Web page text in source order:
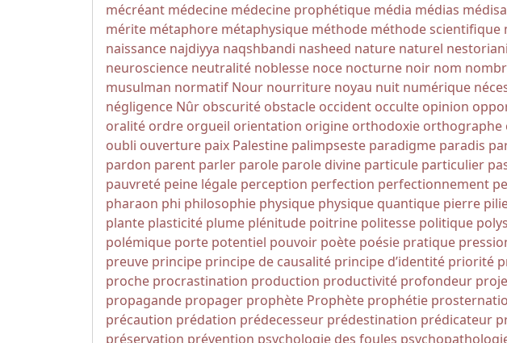
mécréant médecine médecine prophétique média médias
mérite métaphore métaphysique méthode méthode scientifique
naissance najdiyya naqshbandi nasheed nature naturel
neuroscience neutralité noblesse noce nocturne noir nom
musulman normatif Nour nourriture noyau nuit numérique
négligence Nûr obscurité obstacle occident occulte opinion
oralité ordre orgueil orientation origine orthodoxie orthographe
oubli ouverture paix Palestine palimpseste paradigme paradis
pardon parent parler parole parole divine particule particulier
pauvreté peine légale perception perfection perfectionnement
pharaon phi philosophie physique physique quantique pierre
plante plasticité plume plénitude poitrine politesse politique
polémique porte potentiel pouvoir poète poésie pratique
preuve principe principe de causalité principe d’identité priorité
proche procrastination production productivité profondeur
propagande propager prophète Prophète prophétie
précaution prédation prédecesseur prédestination prédicateur
préservation prévention psychologie des foules